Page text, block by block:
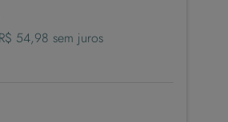
R$ 54,98 sem juros